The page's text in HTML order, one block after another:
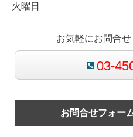
火曜日
お気軽にお問合
03-
お問合せフォー